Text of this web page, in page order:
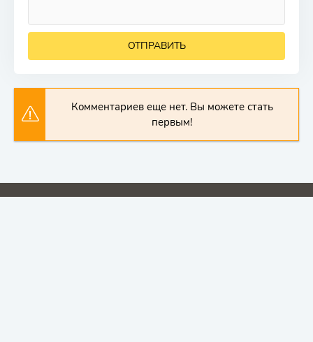
ОТПРАВИТЬ
Комментариев еще нет. Вы можете стать
первым!